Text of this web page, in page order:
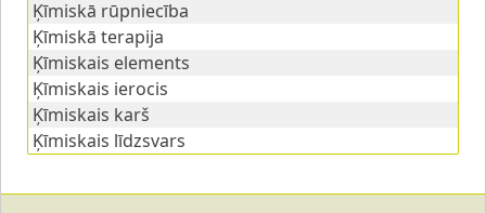
Ķīmiskā rūpniecība
Ķīmiskā terapija
Ķīmiskais elements
Ķīmiskais ierocis
Ķīmiskais karš
Ķīmiskais līdzsvars